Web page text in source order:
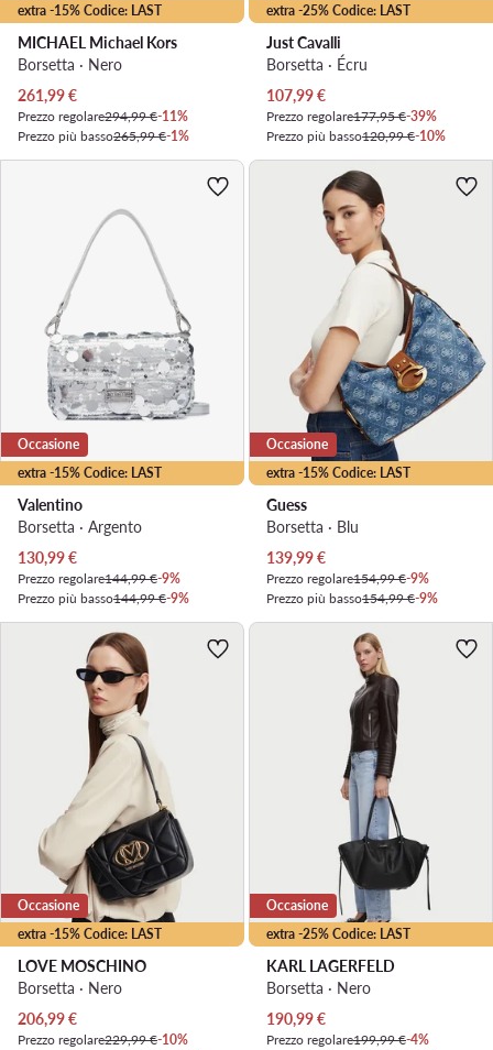
extra -15% Codice: LAST
MICHAEL Michael Kors
Borsetta · Nero
Prezzo attuale
261,99€
Prezzo regolare294,99 €-11%
Prezzo più basso265,99 €-1%
extra -25% Codice: LAST
Just Cavalli
Borsetta · Écru
Prezzo attuale
107,99€
Prezzo regolare177,95 €-39%
Prezzo più basso120,99 €-10%
extra -15% Codice: LAST
Occasione
Valentino
Borsetta · Argento
Prezzo attuale
130,99€
Prezzo regolare144,99 €-9%
Prezzo più basso144,99 €-9%
extra -15% Codice: LAST
Occasione
Guess
Borsetta · Blu
Prezzo attuale
139,99€
Prezzo regolare154,99 €-9%
Prezzo più basso154,99 €-9%
extra -15% Codice: LAST
Occasione
LOVE MOSCHINO
Borsetta · Nero
Prezzo attuale
206,99€
Prezzo regolare229,99 €-10%
extra -25% Codice: LAST
Occasione
KARL LAGERFELD
Borsetta · Nero
Prezzo attuale
190,99€
Prezzo regolare199,99 €-4%